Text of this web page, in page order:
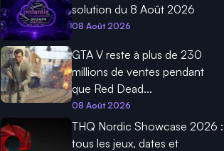
solution du 8 Août 2026
08 Août 2026
GTA V reste à plus de 230
millions de ventes pendant
que Red Dead...
08 Août 2026
THQ Nordic Showcase 2026 :
tous les jeux, dates et